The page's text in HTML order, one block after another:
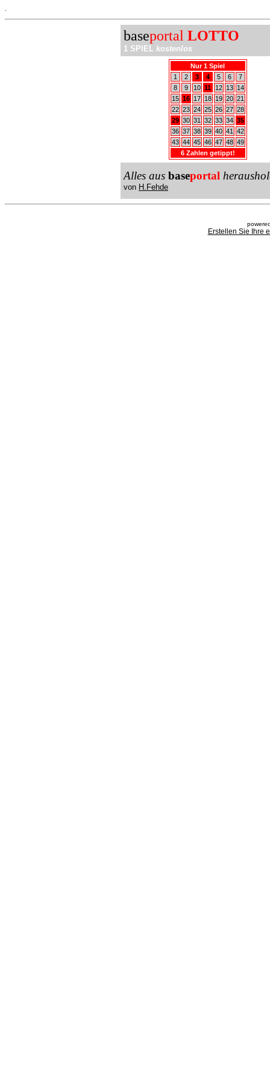
baseportal LOTTO
1 SPIEL kostenlos
Nur 1 Spiel
1
2 3 4 5 6
7
8
9 10 11 12 13
14
15 16 17 18 19 20 21
22 23 24 25 26 27 28
29 30 31 32 33 34 35
36 37 38 39 40 41
42
43 44 45 46 47 48 49
6 Zahlen getippt!
Alles aus baseportal
von H.Fehde
Erstellen Sie Ihre